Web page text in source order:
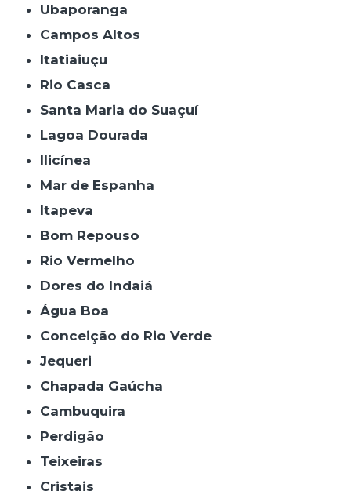
Ubaporanga
Campos Altos
Itatiaiuçu
Rio Casca
Santa Maria do Suaçuí
Lagoa Dourada
Ilicínea
Mar de Espanha
Itapeva
Bom Repouso
Rio Vermelho
Dores do Indaiá
Água Boa
Conceição do Rio Verde
Jequeri
Chapada Gaúcha
Cambuquira
Perdigão
Teixeiras
Cristais